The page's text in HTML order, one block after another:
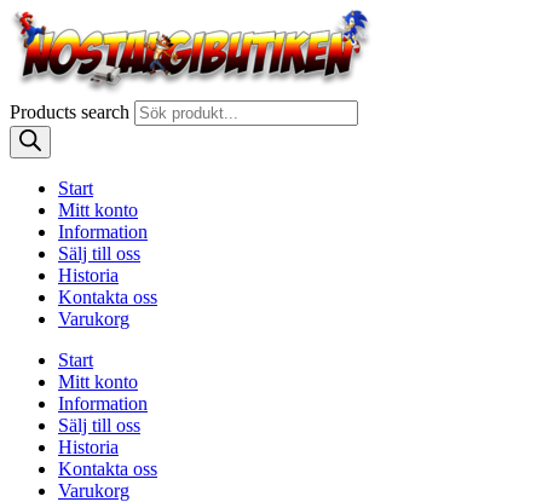
Products search
Start
Mitt konto
Information
Sälj till oss
Historia
Kontakta oss
Varukorg
Start
Mitt konto
Information
Sälj till oss
Historia
Kontakta oss
Varukorg